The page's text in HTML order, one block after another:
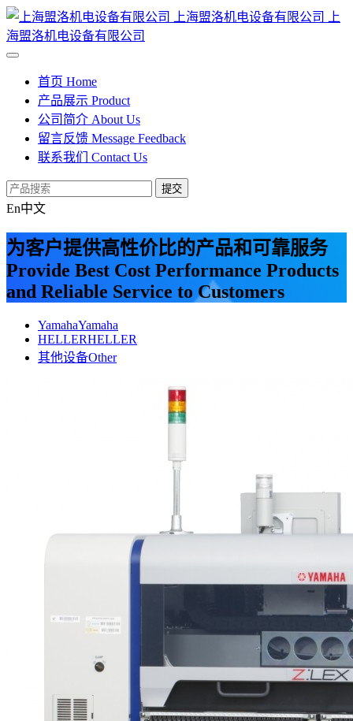
上海盟洛机电设备有限公司
上
海盟洛机电设备有限公司
首页 Home
产品展示 Product
公司简介 About Us
留言反馈 Message Feedback
联系我们
Contact Us
提交
En中文
为客户提供高性价比的产品和可靠服务
Provide Best Cost Performance Products
and Reliable Service to Customers
YamahaYamaha
HELLERHELLER
其他设备Other